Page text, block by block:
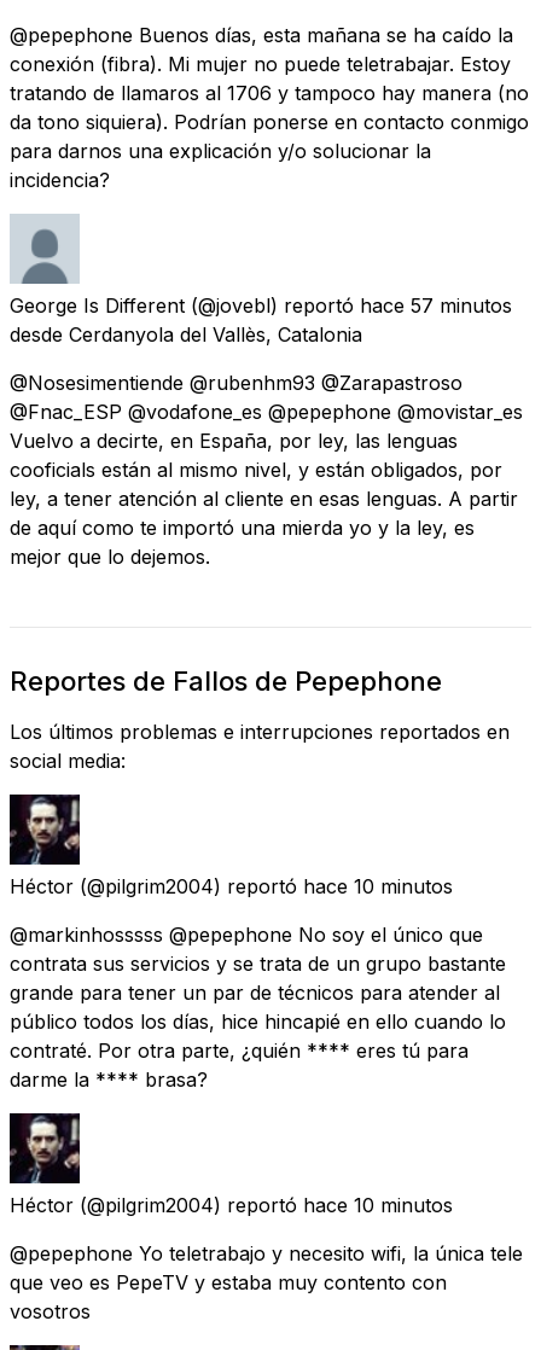
@pepephone Buenos días, esta mañana se ha caído la
conexión (fibra). Mi mujer no puede teletrabajar. Estoy
tratando de llamaros al 1706 y tampoco hay manera (no
da tono siquiera). Podrían ponerse en contacto conmigo
para darnos una explicación y/o solucionar la
incidencia?
George Is Different (@jovebl) reportó hace 57 minutos
desde Cerdanyola del Vallès, Catalonia
@Nosesimentiende @rubenhm93 @Zarapastroso
@Fnac_ESP @vodafone_es @pepephone @movistar_es
Vuelvo a decirte, en España, por ley, las lenguas
cooficials están al mismo nivel, y están obligados, por
ley, a tener atención al cliente en esas lenguas. A partir
de aquí como te importó una mierda yo y la ley, es
mejor que lo dejemos.
Reportes de Fallos de Pepephone
Los últimos problemas e interrupciones reportados en
social media:
Héctor (@pilgrim2004) reportó hace 10 minutos
@markinhosssss @pepephone No soy el único que
contrata sus servicios y se trata de un grupo bastante
grande para tener un par de técnicos para atender al
público todos los días, hice hincapié en ello cuando lo
contraté. Por otra parte, ¿quién **** eres tú para
darme la **** brasa?
Héctor (@pilgrim2004) reportó hace 10 minutos
@pepephone Yo teletrabajo y necesito wifi, la única tele
que veo es PepeTV y estaba muy contento con
vosotros